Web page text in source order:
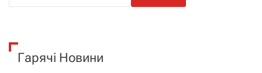
к
Гарячі Новини